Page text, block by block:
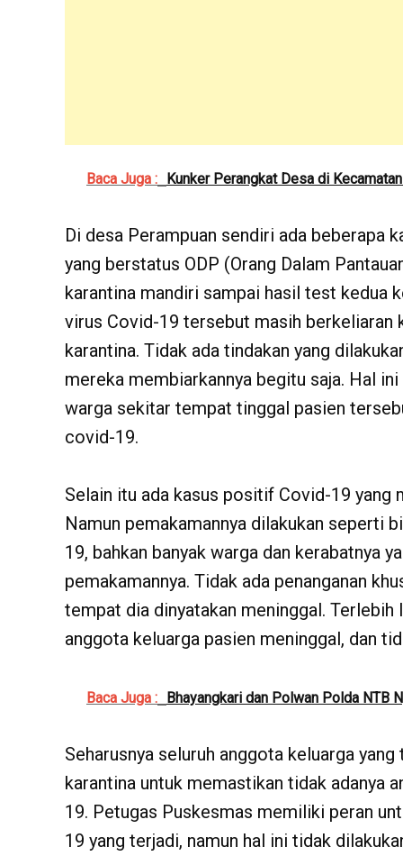
Baca Juga : Kunker Perangkat Desa di
Di desa Perampuan sendiri ada beberapa
yang berstatus ODP (Orang Dalam
karantina mandiri sampai hasil test kedua
virus Covid-19 tersebut masih berkeliaran
karantina. Tidak ada tindakan yang
mereka membiarkannya begitu saja. Hal
warga sekitar tempat tinggal pasien
covid-19.
Selain itu ada kasus positif Covid-19 yang
Namun pemakamannya dilakukan seperti
19, bahkan banyak warga dan kerabatnya
pemakamannya. Tidak ada penanganan
tempat dia dinyatakan meninggal.
anggota keluarga pasien meninggal, dan
Baca Juga : Bhayangkari dan Polwan Polda NTB
Seharusnya seluruh anggota keluarga
karantina untuk memastikan tidak adanya
19. Petugas Puskesmas memiliki peran
19 yang terjadi, namun hal ini tidak